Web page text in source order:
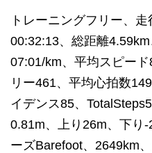
トレーニングフリー、
00:32:13、総距離
07:01/km、平均スピー
リー461、平均心拍数
イデンス85、
0.81m、上り26m、下り
ーズBarefoot、2649km